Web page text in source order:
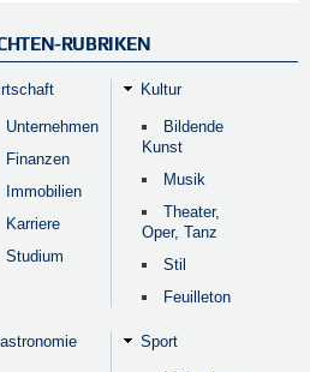
RUBRIKEN
Unternehmen
Finanzen
Immobilien
Karriere
Studium
Kultur
Bildende
Kunst
Musik
Theater,
Oper, Tanz
Stil
Feuilleton
Sport